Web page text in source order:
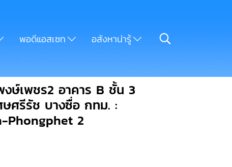
พอดีแอสเซท อสังหาน่ารู้
ษ์เพชร2 อาคาร B ชั้น 3
ศรีรัช บางซื่อ กทม. :
Phongphet 2